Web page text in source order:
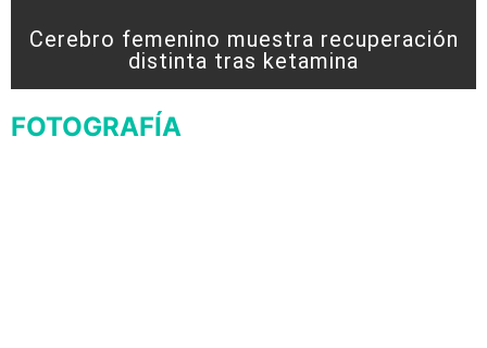
Cerebro femenino muestra recuperación
distinta tras ketamina
FOTOGRAFÍA